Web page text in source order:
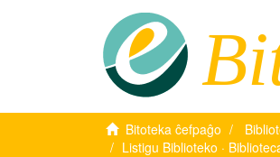
Bitoteka ĉefpaĝo
Listigu Biblioteko ·